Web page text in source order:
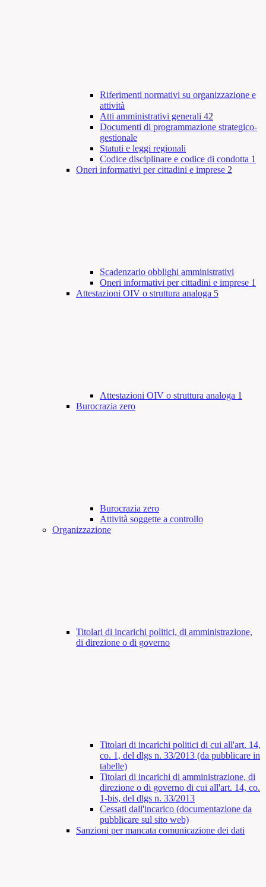
Riferimenti normativi su organizzazione e
attività
Atti amministrativi generali 42
Documenti di programmazione strategico-
gestionale
Statuti e leggi regionali
Codice disciplinare e codice di condotta 1
Oneri informativi per cittadini e imprese 2
Scadenzario obblighi amministrativi
Oneri informativi per cittadini e imprese 1
Attestazioni OIV o struttura analoga 5
Attestazioni OIV o struttura analoga 1
Burocrazia zero
Burocrazia zero
Attività soggette a controllo
Organizzazione
Titolari di incarichi politici, di amministrazione,
di direzione o di governo
Titolari di incarichi politici di cui all'art. 14,
co. 1, del dlgs n. 33/2013 (da pubblicare in
tabelle)
Titolari di incarichi di amministrazione, di
direzione o di governo di cui all'art. 14, co.
1-bis, del dlgs n. 33/2013
Cessati dall'incarico (documentazione da
pubblicare sul sito web)
Sanzioni per mancata comunicazione dei dati